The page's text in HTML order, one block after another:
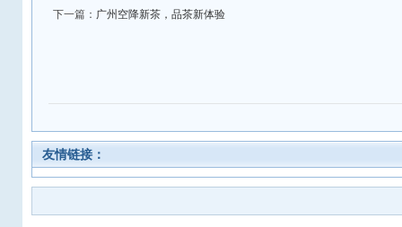
下一篇： 广州空降新茶，品茶新体验
友情链接：